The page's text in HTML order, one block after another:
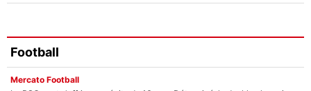
Football
Mercato Football